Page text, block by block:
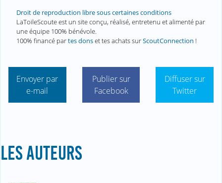
Droit de reproduction libre sous certaines conditions
LaToileScoute est un site conçu, réalisé, entretenu et alimenté par
une équipe 100% bénévole.
100% financé partes donset tes achats surScoutConnection !
Envoyer par
e-mail
Publier sur
Facebook
Diffuser sur
Twitter
LES AUTEURS